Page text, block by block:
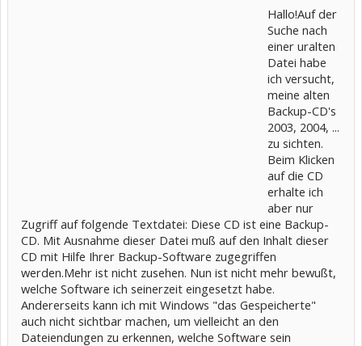
Hallo!Auf der
Suche nach
einer uralten
Datei habe
ich versucht,
meine alten
Backup-CD's
2003, 2004, ...
zu sichten.
Beim Klicken
auf die CD
erhalte ich
aber nur
Zugriff auf folgende Textdatei: Diese CD ist eine Backup-
CD. Mit Ausnahme dieser Datei muß auf den Inhalt dieser
CD mit Hilfe Ihrer Backup-Software zugegriffen
werden.Mehr ist nicht zusehen. Nun ist nicht mehr bewußt,
welche Software ich seinerzeit eingesetzt habe.
Andererseits kann ich mit Windows "das Gespeicherte"
auch nicht sichtbar machen, um vielleicht an den
Dateiendungen zu erkennen, welche Software sein